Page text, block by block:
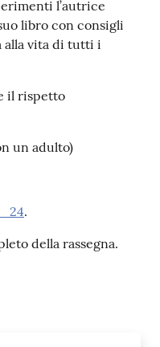
l’autrice
libro con consigli
alla vita di tutti i
il rispetto
un adulto)
.
della rassegna.